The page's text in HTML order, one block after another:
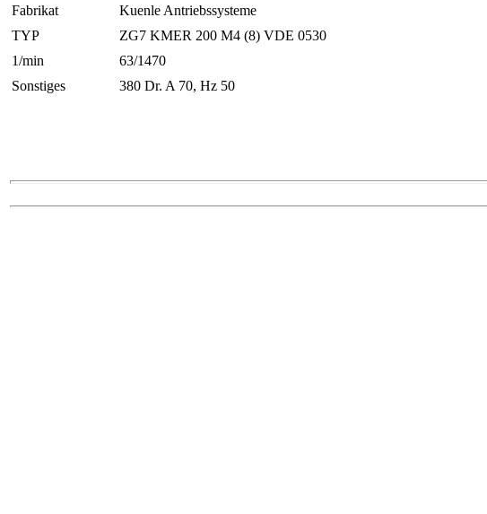
Fabrikat
Kuenle Antriebssysteme
TYP
ZG7 KMER 200 M4 (8) VDE 0530
1/min
63/1470
Sonstiges
380 Dr. A 70, Hz 50